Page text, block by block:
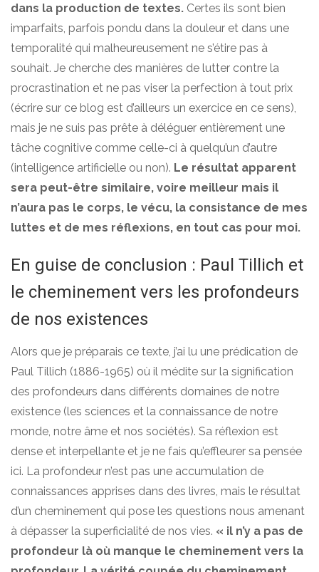
dans la production de textes. Certes ils sont bien
imparfaits, parfois pondu dans la douleur et dans une
temporalité qui malheureusement ne s’étire pas à
souhait. Je cherche des manières de lutter contre la
procrastination et ne pas viser la perfection à tout prix
(écrire sur ce blog est d’ailleurs un exercice en ce sens),
mais je ne suis pas prête à déléguer entièrement une
tâche cognitive comme celle-ci à quelqu’un d’autre
(intelligence artificielle ou non). Le résultat apparent
sera peut-être similaire, voire meilleur mais il
n’aura pas le corps, le vécu, la consistance de mes
luttes et de mes réflexions, en tout cas pour moi.
En guise de conclusion : Paul Tillich et
le cheminement vers les profondeurs
de nos existences
Alors que je préparais ce texte, j’ai lu une prédication de
Paul Tillich (1886-1965) où il médite sur la signification
des profondeurs dans différents domaines de notre
existence (les sciences et la connaissance de notre
monde, notre âme et nos sociétés). Sa réflexion est
dense et interpellante et je ne fais qu’effleurer sa pensée
ici. La profondeur n’est pas une accumulation de
connaissances apprises dans des livres, mais le résultat
d’un cheminement qui pose les questions nous amenant
à dépasser la superficialité de nos vies. « il n’y a pas de
profondeur là où manque le cheminement vers la